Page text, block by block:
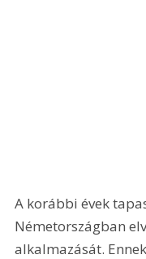
A korábbi évek
Németországban
alkalmazását.